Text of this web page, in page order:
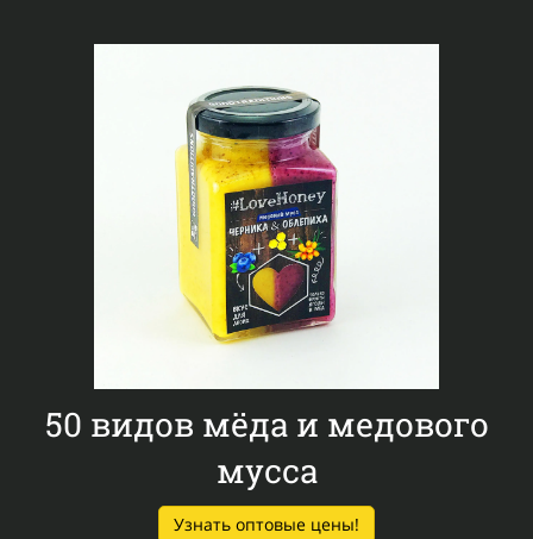
50 видов мёда и медового
мусcа
Узнать оптовые цены!